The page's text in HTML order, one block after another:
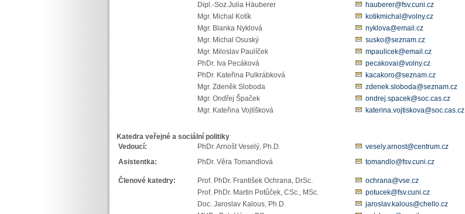
Dipl.-Soz.Julia Häuberer
hauberer@fsv.cuni.cz
Mgr. Michal Kotík
kotikmichal@volny.cz
Mgr. Blanka Nyklová
nyklova@email.cz
Mgr. Michal Osuský
susko@seznam.cz
Mgr. Miloslav Paulíček
mpaulicek@email.cz
PhDr. Iva Pecáková
pecakovai@volny.cz
PhDr. Kateřina Pulkrábková
kacakoro@seznam.cz
Mgr. Zdeněk Sloboda
zdenek.sloboda@seznam.cz
Mgr. Ondřej Špaček
ondrej.spacek@soc.cas.cz
Mgr. Kateřina Vojtíšková
katerina.vojtiskova@soc.cas.cz
Katedra veřejné a sociální politiky
Vedoucí:
PhDr. Arnošt Veselý, Ph.D.
vesely.arnost@centrum.cz
Asistentka:
PhDr. Věra Tomandlová tomandlo@fsv.cuni.cz
Členové katedry: Prof. PhDr. František Ochrana, DrSc.
ochrana@vse.cz
Prof. PhDr. Martin Potůček, CSc., MSc.
potucek@fsv.cuni.cz
Doc. Jaroslav Kalous, Ph.D.
jaroslav.kalous@chello.cz